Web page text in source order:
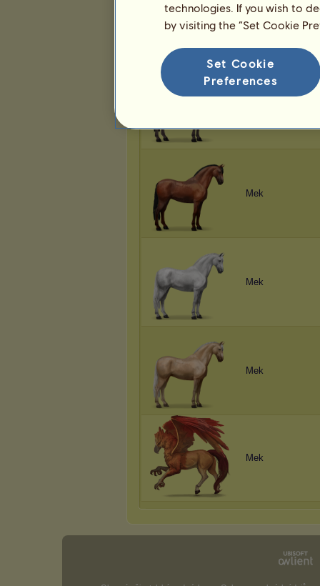
Mek
Mek
Mek
Mek
Mek
technologies. If you wish to
by visiting the “Set Cookie
Set Cookie
Preferences